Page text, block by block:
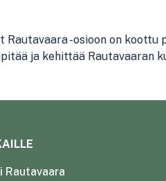
Rautavaara -osioon on
ja kehittää Rautavaaran
Rautavaara